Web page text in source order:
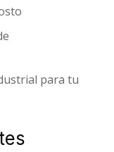
para tu